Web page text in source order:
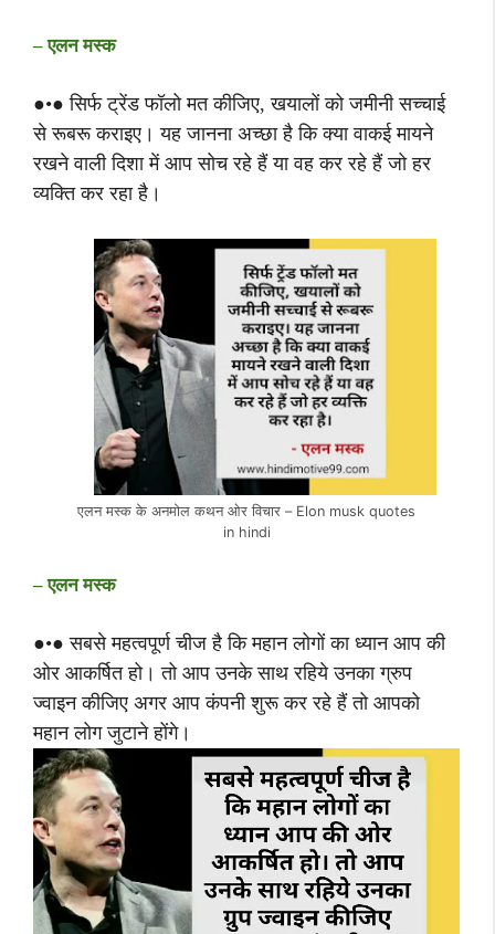
– एलन मस्क
●•● सिर्फ ट्रेंड फॉलो मत कीजिए, खयालों को जमीनी सच्चाई
से रूबरू कराइए। यह जानना अच्छा है कि क्या वाकई मायने
रखने वाली दिशा में आप सोच रहे हैं या वह कर रहे हैं जो हर
व्यक्ति कर रहा है।
एलन मस्क के अनमोल कथन ओर विचार – Elon musk quotes
in hindi
– एलन मस्क
●•● सबसे महत्वपूर्ण चीज है कि महान लोगों का ध्यान आप की
ओर आकर्षित हो। तो आप उनके साथ रहिये उनका ग्रुप
ज्वाइन कीजिए अगर आप कंपनी शुरू कर रहे हैं तो आपको
महान लोग जुटाने होंगे।